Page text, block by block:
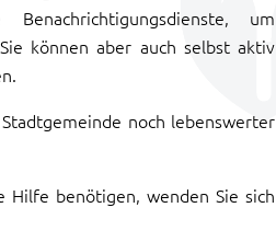
um
können aber auch selbst aktiv
noch lebenswerter
Hilfe benötigen, wenden Sie sich